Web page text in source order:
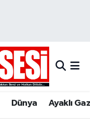
Dünya Ayaklı